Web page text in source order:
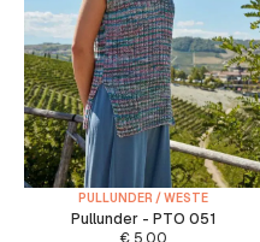
PULLUNDER / WESTE
Pullunder - PTO 051